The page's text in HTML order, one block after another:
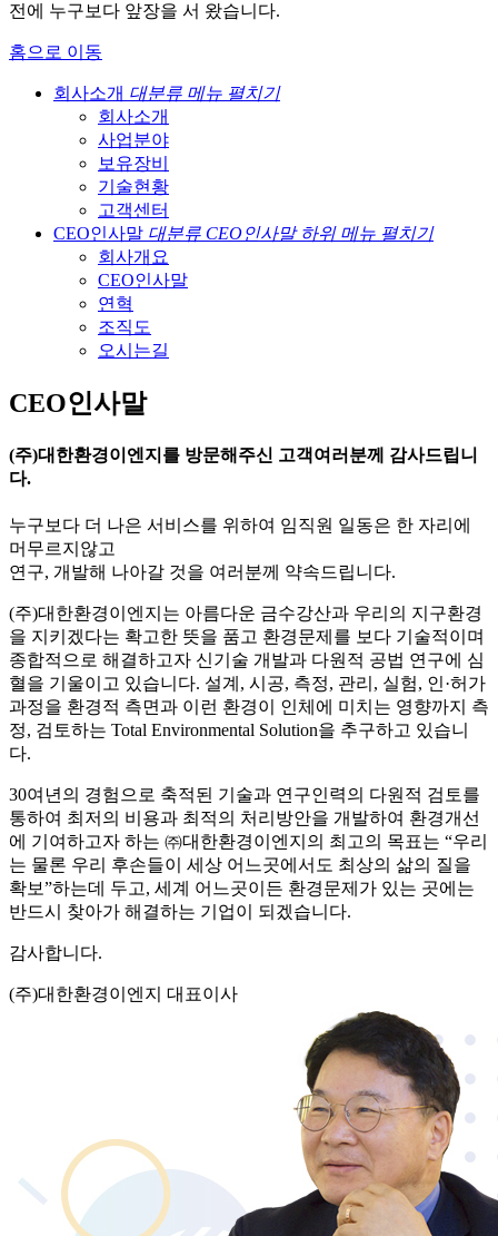
전에 누구보다 앞장을 서 왔습니다.
홈으로 이동
회사소개 대분류 메뉴 펼치기
회사소개
사업분야
보유장비
기술현황
고객센터
CEO인사말 대분류 CEO인사말 하위 메뉴 펼치기
회사개요
CEO인사말
연혁
조직도
오시는길
CEO인사말
(주)대한환경이엔지 를 방문해주신 고객여러분께 감사드립니
다.
누구보다 더 나은 서비스를 위하여 임직원 일동은 한 자리에
머무르지않고
연구, 개발해 나아갈 것을 여러분께 약속드립니다.
(주)대한환경이엔지는 아름다운 금수강산과 우리의 지구환경
을 지키겠다는 확고한 뜻을 품고 환경문제를 보다 기술적이며
종합적으로 해결하고자 신기술 개발과 다원적 공법 연구에 심
혈을 기울이고 있습니다. 설계, 시공, 측정, 관리, 실험, 인·허가
과정을 환경적 측면과 이런 환경이 인체에 미치는 영향까지 측
정, 검토하는 Total Environmental Solution을 추구하고 있습니
다.
30여년의 경험으로 축적된 기술과 연구인력의 다원적 검토를
통하여 최저의 비용과 최적의 처리방안을 개발하여 환경개선
에 기여하고자 하는 ㈜대한환경이엔지의 최고의 목표는 “우리
는 물론 우리 후손들이 세상 어느곳에서도 최상의 삶의 질을
확보”하는데 두고, 세계 어느곳이든 환경문제가 있는 곳에는
반드시 찾아가 해결하는 기업이 되겠습니다.
감사합니다.
(주)대한환경이엔지 대표이사